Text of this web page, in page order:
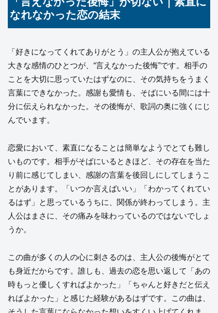
なれなかった恋の結末
「好きになってくれてありがとう」の主人公が抱えている
大きな感情のひとつが、“言えなかった後悔”です。相手の
ことを大切に思っていたはずなのに、その気持ちをうまく
言葉にできなかった。感謝も愛情も、そばにいる間には十
分に伝えられなかった。その後悔が、歌詞の奥に強くにじ
んでいます。
恋愛において、素直になることは簡単なようでとても難し
いものです。相手がそばにいるときほど、その存在を当た
り前に感じてしまい、感謝の言葉を後回しにしてしまうこ
とがあります。「いつか言えばいい」「わかってくれてい
るはず」と思っているうちに、関係が終わってしまう。主
人公はまさに、その痛みを味わっているのではないでしょ
うか。
この曲が多くの人の心に刺さるのは、主人公の後悔がとて
も身近だからです。誰しも、過去の恋を思い返して「あの
時もっと優しくすればよかった」「ちゃんと好きだと伝え
ればよかった」と感じた経験があるはずです。この曲は、